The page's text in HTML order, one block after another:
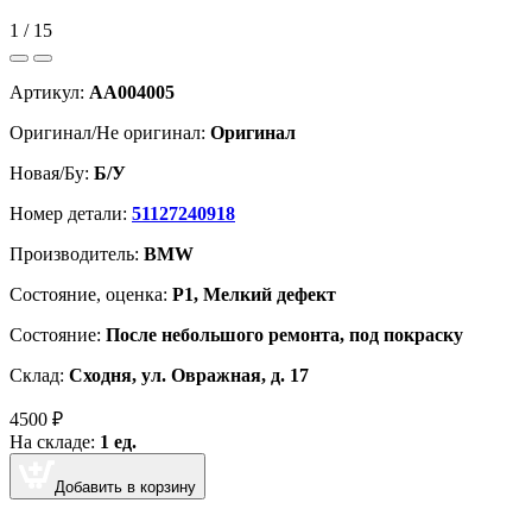
1 / 15
Артикул: AA004005
Оригинал/Не оригинал: Оригинал
Новая/Бу: Б/У
Номер детали: 51127240918
Производитель: BMW
Cостояние, оценка: Р1, Мелкий дефект
Состояние: После небольшого ремонта, под покраску
Склад: Сходня, ул. Овражная, д. 17
4500 ₽
На складе: 1 ед.
Добавить в корзину